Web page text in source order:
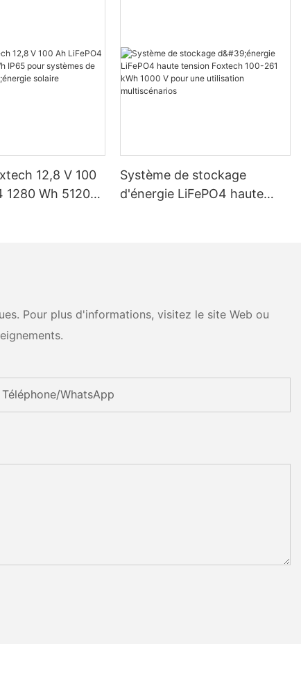
12,8 V 100
1280 Wh 5120
Système de stockage
d'énergie LiFePO4 haute
Pour plus d'informations, visitez le site Web ou
Téléphone/WhatsApp